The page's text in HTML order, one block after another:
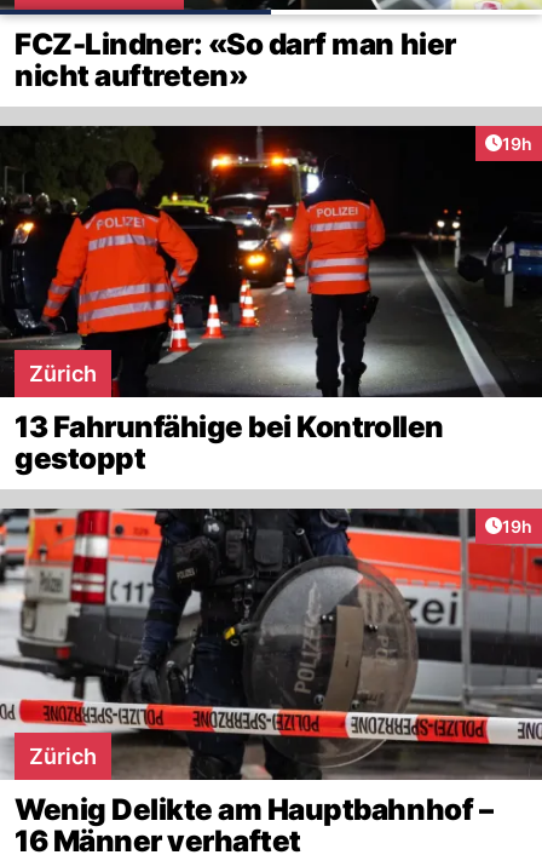
FCZ-Lindner: «So darf man hier
nicht auftreten»
19h
Zürich
13 Fahrunfähige bei Kontrollen
gestoppt
19h
Zürich
Wenig Delikte am Hauptbahnhof –
16 Männer verhaftet